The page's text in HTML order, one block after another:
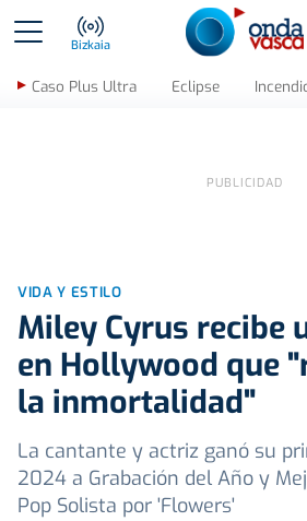
Bizkaia
Caso Plus Ultra Eclipse
VIDA Y ESTILO
Miley Cyrus recibe
en Hollywood que
la inmortalidad"
La cantante y actriz ganó su
2024 a Grabación del Año y
Pop Solista por 'Flowers'